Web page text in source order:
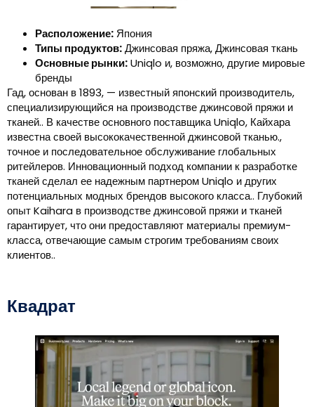
Расположение: Япония
Типы продуктов:Джинсовая пряжа, Джинсовая ткань
Основные рынки:Uniqlo и, возможно, другие мировые
бренды
Гад, основан в 1893, — известный японский производитель,
специализирующийся на производстве джинсовой пряжи и
тканей.. В качестве основного поставщика Uniqlo, Кайхара
известна своей высококачественной джинсовой тканью.,
точное и последовательное обслуживание глобальных
ритейлеров. Инновационный подход компании к разработке
тканей сделал ее надежным партнером Uniqlo и других
потенциальных модных брендов высокого класса.. Глубокий
опыт Kaihara в производстве джинсовой пряжи и тканей
гарантирует, что они предоставляют материалы премиум-
класса, отвечающие самым строгим требованиям своих
клиентов..
Квадрат